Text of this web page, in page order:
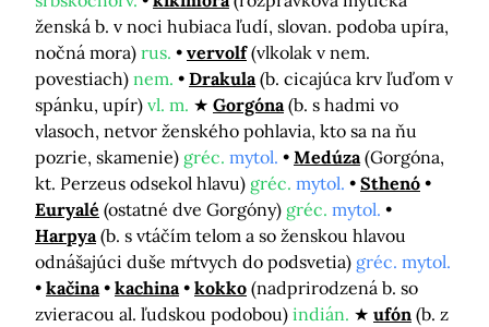
ženská b. v noci hubiaca ľudí, slovan. podoba upíra,
nočná mora) rus. vervolf (vlkolak v nem.
povestiach) nem. Drakula (b. cicajúca krv ľuďom v
spánku, upír) vl. m. Gorgóna (b. s hadmi vo
vlasoch, netvor ženského pohlavia, kto sa na ňu
pozrie, skamenie) gréc. mytol. Medúza (Gorgóna,
kt. Perzeus odsekol hlavu) gréc. mytol.
Sthenó
Euryalé (ostatné dve Gorgóny) gréc. mytol.
Harpya (b. s vtáčím telom a so ženskou hlavou
odnášajúci duše mŕtvych do podsvetia) gréc. mytol.
kačina
kachina kokko (nadprirodzená b. so
zvieracou al. ľudskou podobou) indián. ufón (b. z